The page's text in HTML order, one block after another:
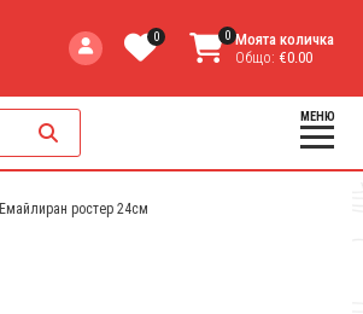
0 0 Моята количка
Общо: €0.00
МЕНЮ
Емайлиран ростер 24см